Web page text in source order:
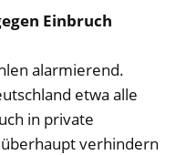
Einbruch
alarmierend.
etwa alle
in private
verhindern